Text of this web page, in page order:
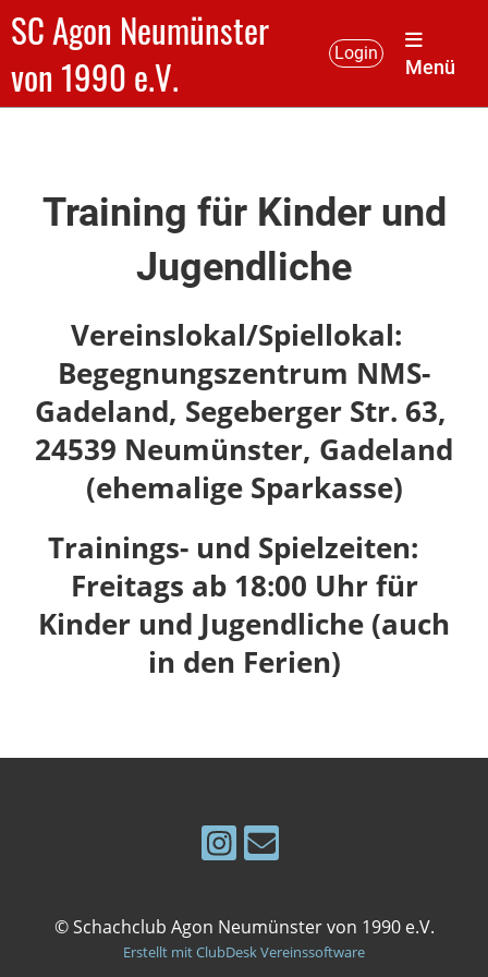
SC Agon Neumünster
von 1990 e.V.
Login
Menü
Training für Kinder und
Jugendliche
Vereinslokal/Spiellokal:
Begegnungszentrum NMS-
Gadeland, Segeberger Str. 63,
24539 Neumünster, Gadeland
(ehemalige Sparkasse)
Trainings- und Spielzeiten:
Freitags ab 18:00 Uhr für
Kinder und Jugendliche (auch
in den Ferien)
© Schachclub Agon Neumünster von 1990 e.V.
Erstellt mit ClubDesk Vereinssoftware